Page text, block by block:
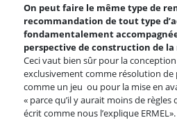
On peut faire le même type de
recommandation de tout type
fondamentalement
perspective de construction de
Ceci vaut bien sûr pour la
exclusivement comme résolution
comme un jeu ou pour la mise en
« parce qu’il y aurait moins de règles
écrit comme nous l’explique ERMEL».